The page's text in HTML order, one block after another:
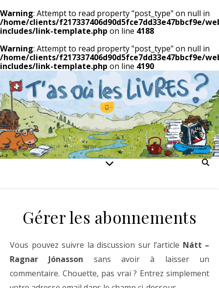
Warning: Attempt to read property "post_type" on null in
/home/clients/f217337406d90d5fce7dd33e47bbcf9e/
includes/link-template.php on line 4188
Warning: Attempt to read property "post_type" on null in
/home/clients/f217337406d90d5fce7dd33e47bbcf9e/
includes/link-template.php on line 4190
Gérer les abonnements
Vous pouvez suivre la discussion sur l’article Nátt –
Ragnar Jónasson sans avoir à laisser un
commentaire. Chouette, pas vrai ? Entrez simplement